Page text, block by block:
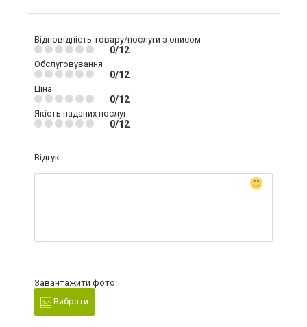
Відповідність товару/послуги з описом
0/12
Обслуговування
0/12
Ціна
0/12
Якість наданих послуг
0/12
Відгук:
Завантажити фото:
Вибрати